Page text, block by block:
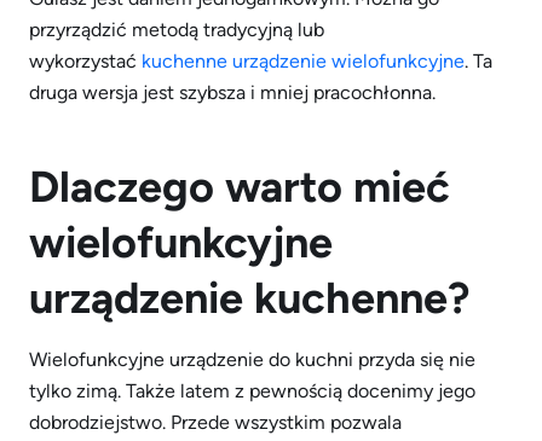
przyrządzić metodą tradycyjną lub
wykorzystać kuchenne urządzenie wielofunkcyjne. Ta
druga wersja jest szybsza i mniej pracochłonna.
Dlaczego warto mieć
wielofunkcyjne
urządzenie kuchenne?
Wielofunkcyjne urządzenie do kuchni przyda się nie
tylko zimą. Także latem z pewnością docenimy jego
dobrodziejstwo. Przede wszystkim pozwala